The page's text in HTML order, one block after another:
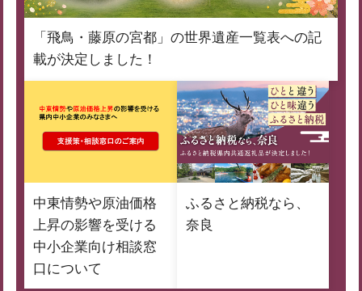
「飛鳥・藤原の宮都」の世界遺産一覧表への記
載が決定しました！
中東情勢や原油価格
上昇の影響を受ける
中小企業向け相談窓
口について
ふるさと納税なら、
奈良